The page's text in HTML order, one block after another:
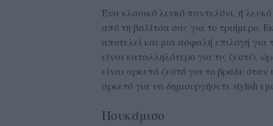
Ένα κλασικό λευκό παντελόνι, ή
από τη βαλίτσα σας για το τριήμερο.
αποτελεί και μια ασφαλή επιλογή για
είναι καταλληλότερο για τις ζεστές
είναι αρκετά ζεστό για το βράδυ
αρκετό για να δημιουργήσετε stylish
Πουκάμισο